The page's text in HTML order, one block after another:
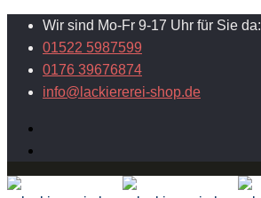
Wir sind Mo-Fr 9-17 Uhr für Sie da:
01522 5987599
0176 39676874
info@lackiererei-shop.de